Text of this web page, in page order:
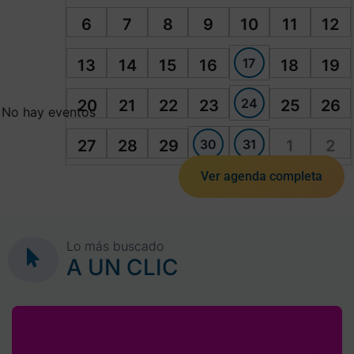
6 7 8 9 10 11 12
13 14 15 16 17 18 19
20 21 22 23 24 25 26
27 28 29 30 31 1 2
No hay eventos
Ver agenda completa
Lo más buscado
A UN CLIC